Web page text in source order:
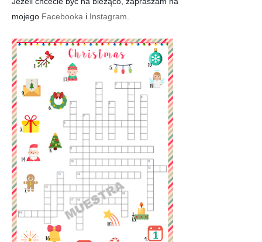
mojego Facebooka i Instagram